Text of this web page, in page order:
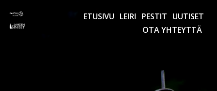
ETUSIVU LEIRI PESTIT UUTISET
OTA YHTEYTTÄ